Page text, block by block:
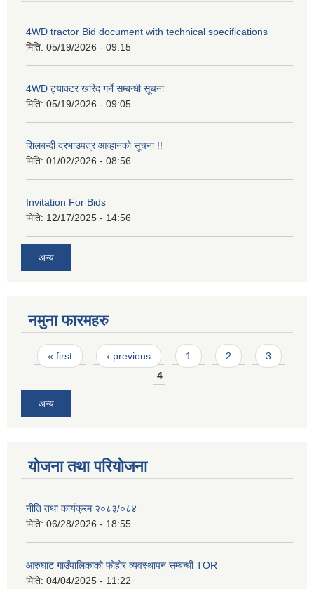
4WD tractor Bid document with technical specifications
मिति: 05/19/2026 - 09:15
4WD ट्याक्टर खरिद गर्ने सम्बन्धी सूचना
मिति: 05/19/2026 - 09:05
शिलबन्दी दरभाउपत्र आव्हानको सूचना !!
मिति: 01/02/2026 - 08:56
Invitation For Bids
मिति: 12/17/2025 - 14:56
अन्य
नमुना फारमहरु
Pages
« first ‹ previous 1 2
3
4
अन्य
योजना तथा परियोजना
नीति तथा कार्यक्रम २०८३/०८४
मिति: 06/28/2026 - 18:55
आरुघाट गाउँपालिकाको फोहोर व्यवस्थापन सम्बन्धी TOR
मिति: 04/04/2025 - 11:22